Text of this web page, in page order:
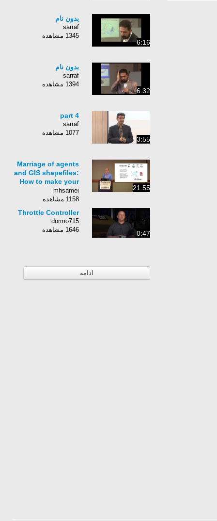
6:16
بدون نام
sarraf
1345 مشاهده
6:32
بدون نام
sarraf
1394 مشاهده
3:55
part 4
sarraf
1077 مشاهده
21:55
Marriage of agents
and GIS shapefiles:
How to make your
agents love GIS (Ben
Schumann)
mhsamei
1158 مشاهده
0:47
Throttle Controller
dormo715
1646 مشاهده
ادامه